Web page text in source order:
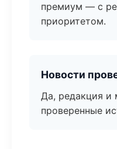
премиум — с
приоритетом.
Новости
Да, редакция и
проверенные